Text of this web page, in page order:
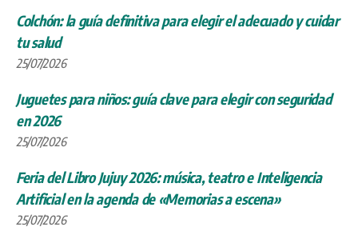
Colchón: la guía definitiva para elegir el adecuado y cuidar
tu salud
25/07/2026
Juguetes para niños: guía clave para elegir con seguridad
en 2026
25/07/2026
Feria del Libro Jujuy 2026: música, teatro e Inteligencia
Artificial en la agenda de «Memorias a escena»
25/07/2026